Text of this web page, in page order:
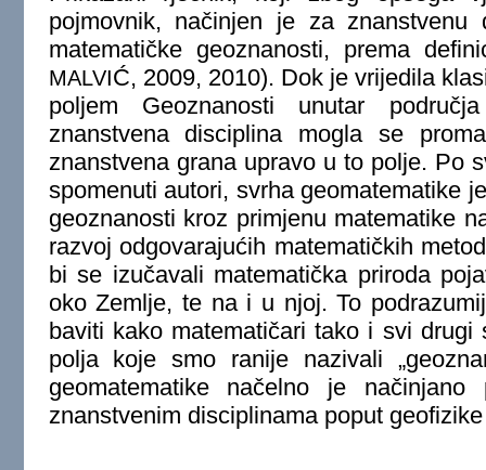
pojmovnik, načinjen je za znanstvenu
matematičke geoznanosti, prema
MALVIĆ, 2009, 2010). Dok je vrijedila
poljem Geoznanosti unutar
znanstvena disciplina mogla se
znanstvena grana upravo u to polje. Po
spomenuti autori, svrha geomatematike
geoznanosti kroz primjenu matematike
razvoj odgovarajućih matematičkih
bi se izučavali matematička priroda
oko Zemlje, te na i u njoj. To
baviti kako matematičari tako i svi drugi
polja koje smo ranije nazivali
geomatematike načelno je
znanstvenim disciplinama poput